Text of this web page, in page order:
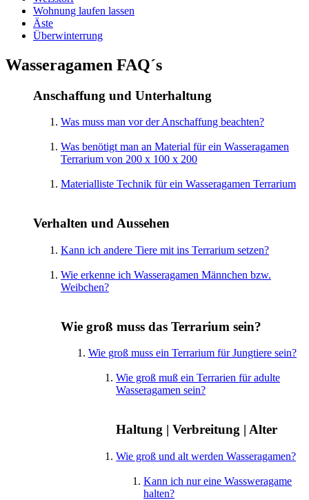
Wohnung laufen lassen
Äste
Überwinterrung
Wasseragamen FAQ´s
Anschaffung und Unterhaltung
Was muss man vor der Anschaffung beachten?
Was benötigt man an Material für ein Wasseragamen
Terrarium von 200 x 100 x 200
Materialliste Technik für ein Wasseragamen Terrarium
Verhalten und Aussehen
Kann ich andere Tiere mit ins Terrarium setzen?
Wie erkenne ich Wasseragamen Männchen bzw.
Weibchen?
Wie groß muss das Terrarium sein?
Wie groß muss ein Terrarium für Jungtiere sein?
Wie groß muß ein Terrarien für adulte
Wasseragamen sein?
Haltung | Verbreitung | Alter
Wie groß und alt werden Wasseragamen?
Kann ich nur eine Wassweragame
halten?